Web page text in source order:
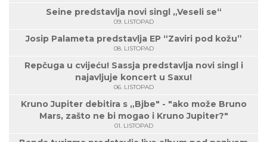
Seine predstavlja novi singl „Veseli se“
09. LISTOPAD
Josip Palameta predstavlja EP “Zaviri pod kožu”
08. LISTOPAD
Repčuga u cvijeću! Sassja predstavlja novi singl i
najavljuje koncert u Saxu!
06. LISTOPAD
Kruno Jupiter debitira s „Bjbe" - "ako može Bruno
Mars, zašto ne bi mogao i Kruno Jupiter?"
01. LISTOPAD